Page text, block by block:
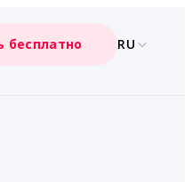
бесплатно RU